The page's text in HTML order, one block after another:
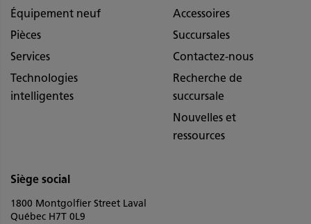
Équipement neuf
Pièces
Services
Technologies
intelligentes
Accessoires
Succursales
Contactez-nous
Recherche de
succursale
Nouvelles et
ressources
Siège social
1800 Montgolfier Street Laval
Québec H7T 0L9